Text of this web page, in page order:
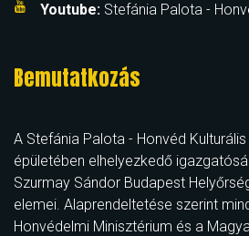
Youtube: Stefánia Palota -
Bemutatkozás
A Stefánia Palota - Honvéd
épületében elhelyezkedő
Szurmay Sándor Budapest
elemei. Alaprendeltetése szerint
Honvédelmi Minisztérium és a